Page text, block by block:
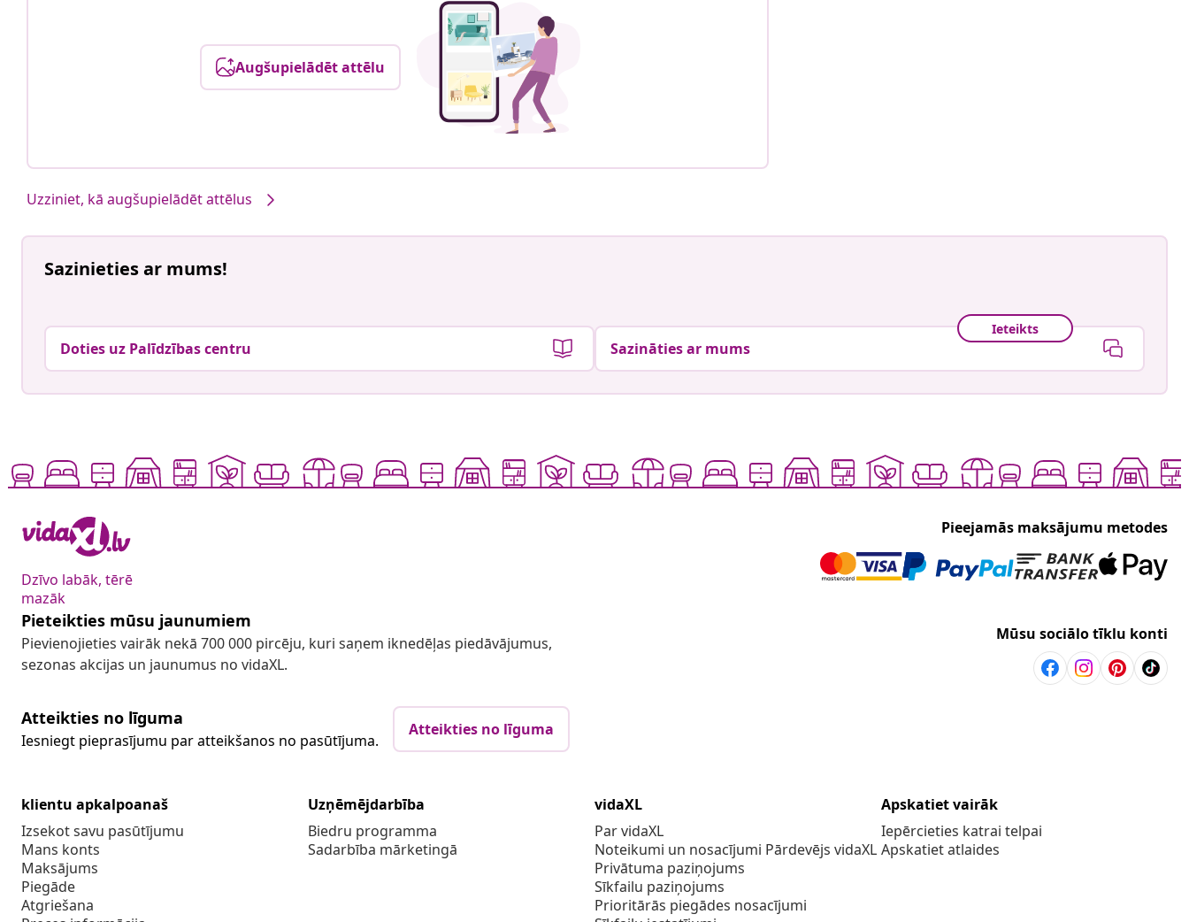
Augšupielādēt attēlu
Uzziniet, kā augšupielādēt attēlus
Sazinieties ar mums!
Doties uz Palīdzības centru
Ieteikts
Sazināties ar mums
Dzīvo labāk, tērē
mazāk
Pieejamās maksājumu metodes
Pieteikties mūsu jaunumiem
Pievienojieties vairāk nekā 700 000 pircēju, kuri saņem iknedēļas piedāvājumus,
sezonas akcijas un jaunumus no vidaXL.
Mūsu sociālo tīklu konti
Atteikties no līguma
Iesniegt pieprasījumu par atteikšanos no pasūtījuma.
Atteikties no līguma
klientu apkalpoanaš
Izsekot savu pasūtījumu
Mans konts
Maksājums
Piegāde
Atgriešana
Uzņēmējdarbība
Biedru programma
Sadarbība mārketingā
vidaXL
Par vidaXL
Noteikumi un nosacījumi Pārdevējs vidaXL
Privātuma paziņojums
Sīkfailu paziņojums
Prioritārās piegādes nosacījumi
Apskatiet vairāk
Iepērcieties katrai telpai
Apskatiet atlaides